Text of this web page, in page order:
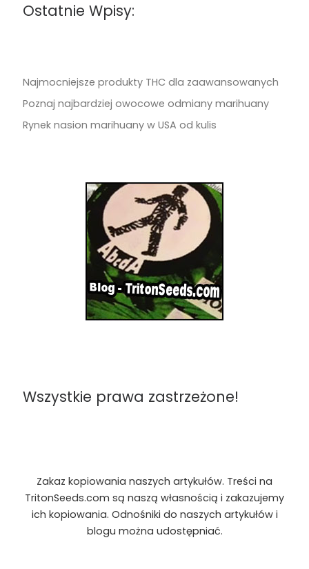
Ostatnie Wpisy:
Najmocniejsze produkty THC dla zaawansowanych
Poznaj najbardziej owocowe odmiany marihuany
Rynek nasion marihuany w USA od kulis
Wszystkie prawa zastrzeżone!
Zakaz kopiowania naszych artykułów. Treści na
TritonSeeds.com są naszą własnością i zakazujemy
ich kopiowania. Odnośniki do naszych artykułów i
blogu można udostępniać.